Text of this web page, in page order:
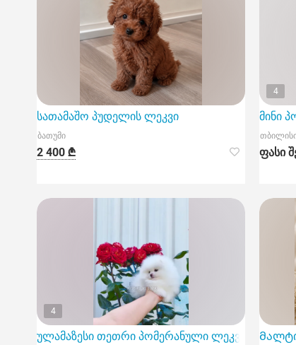
სათამაშო პუდელის ლეკვი
ბათუმი
2 400 ₾
4
მინი
ფასი
4
ულამაზესი თეთრი პომერანული ლეკვი.